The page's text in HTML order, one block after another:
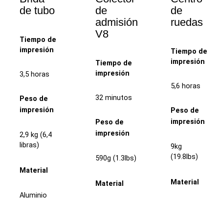
de tubo
Tiempo de
impresión
3,5 horas
Peso de
impresión
2,9 kg (6,4
libras)
Material
Aluminio
de
admisión
V8
Tiempo de
impresión
32 minutos
Peso de
impresión
590g (1.3lbs)
Material
de
ruedas
Tiempo de
impresión
5,6 horas
Peso de
impresión
9kg
(19.8lbs)
Material